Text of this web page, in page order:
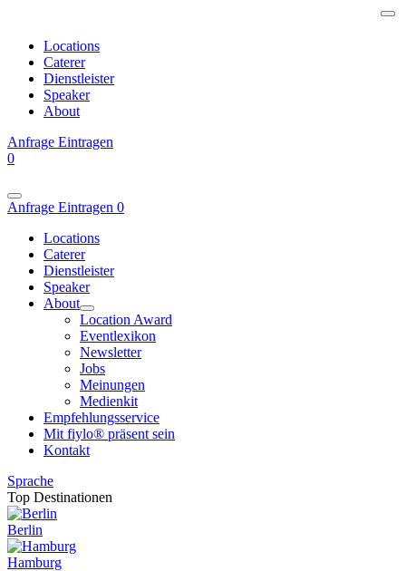
Locations
Caterer
Dienstleister
Speaker
About
Anfrage Eintragen
0
Anfrage Eintragen 0
Locations
Caterer
Dienstleister
Speaker
About
Location Award
Eventlexikon
Newsletter
Jobs
Meinungen
Medienkit
Empfehlungsservice
Mit fiylo® präsent sein
Kontakt
Sprache
Top Destinationen
Berlin
Hamburg